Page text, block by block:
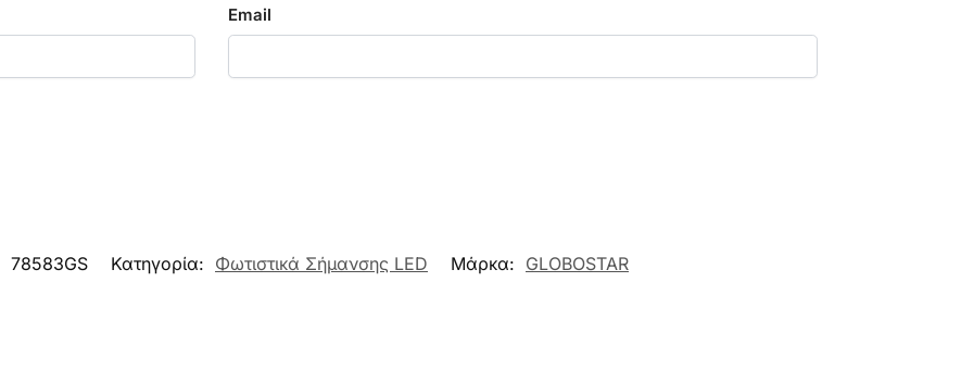
Email
78583GS Κατηγορία: Φωτιστικά Σήμανσης LED Μάρκα: GLOBOSTAR